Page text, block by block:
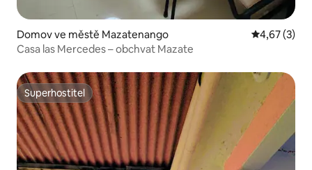
Domov ve městě Mazatenango Průměrné
4,67 (3)
Casa las Mercedes – obchvat Mazate
Superhostitel
Superhostitel